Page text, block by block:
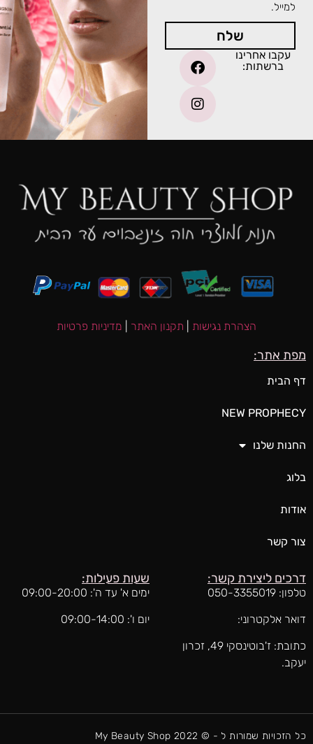
למייל.
שלח
עקבו אחרינו
ברשתות:
הצהרת נגישות תקנון האתר מדיניות פרטיות
מפת אתר:
דף הבית
NEW PROPHECY
החנות שלנו
בלוג
אודות
צור קשר
דרכים ליצירת קשר:
טלפון: 050-3355019
דואר אלקטרוני:
כתובת: ז'בוטינסקי 49, זכרון
יעקב.
שעות פעילות:
ימים א' עד ה': 09:00-20:00
יום ו': 09:00-14:00
כל הזכויות שמורות ל - © My Beauty Shop 2022